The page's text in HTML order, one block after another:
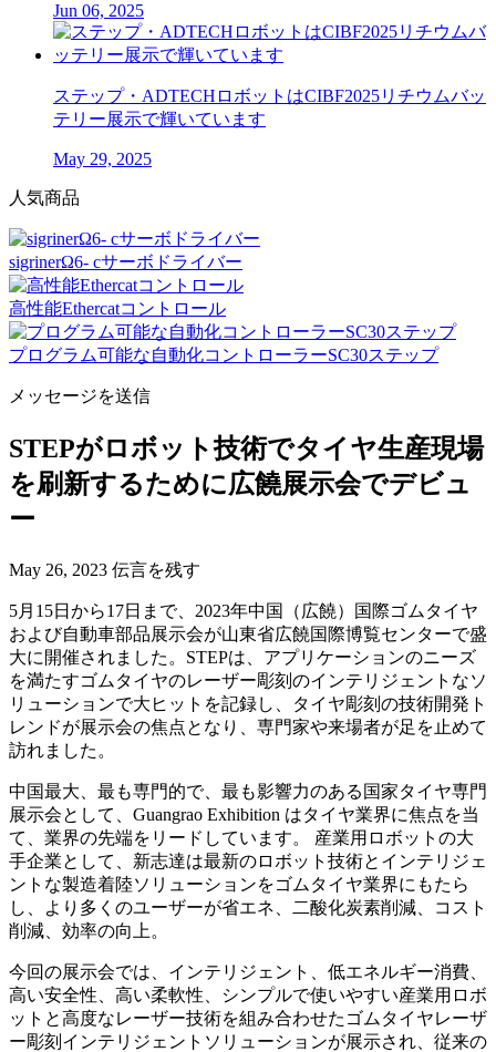
Jun 06, 2025
ステップ・ADTECHロボットはCIBF2025リチウムバッ
テリー展示で輝いています
May 29, 2025
人気商品
sigrinerΩ6- cサーボドライバー
高性能Ethercatコントロール
プログラム可能な自動化コントローラーSC30ステップ
メッセージを送信
STEPがロボット技術でタイヤ生産現場
を刷新するために広饒展示会でデビュ
ー
May 26, 2023 伝言を残す
5月15日から17日まで、2023年中国（広饒）国際ゴムタイヤ
および自動車部品展示会が山東省広饒国際博覧センターで盛
大に開催されました。STEPは、アプリケーションのニーズ
を満たすゴムタイヤのレーザー彫刻のインテリジェントなソ
リューションで大ヒットを記録し、タイヤ彫刻の技術開発ト
レンドが展示会の焦点となり、専門家や来場者が足を止めて
訪れました。
中国最大、最も専門的で、最も影響力のある国家タイヤ専門
展示会として、Guangrao Exhibition はタイヤ業界に焦点を当
て、業界の先端をリードしています。 産業用ロボットの大
手企業として、新志達は最新のロボット技術とインテリジェ
ントな製造着陸ソリューションをゴムタイヤ業界にもたら
し、より多くのユーザーが省エネ、二酸化炭素削減、コスト
削減、効率の向上。
今回の展示会では、インテリジェント、低エネルギー消費、
高い安全性、高い柔軟性、シンプルで使いやすい産業用ロボ
ットと高度なレーザー技術を組み合わせたゴムタイヤレーザ
ー彫刻インテリジェントソリューションが展示され、従来の